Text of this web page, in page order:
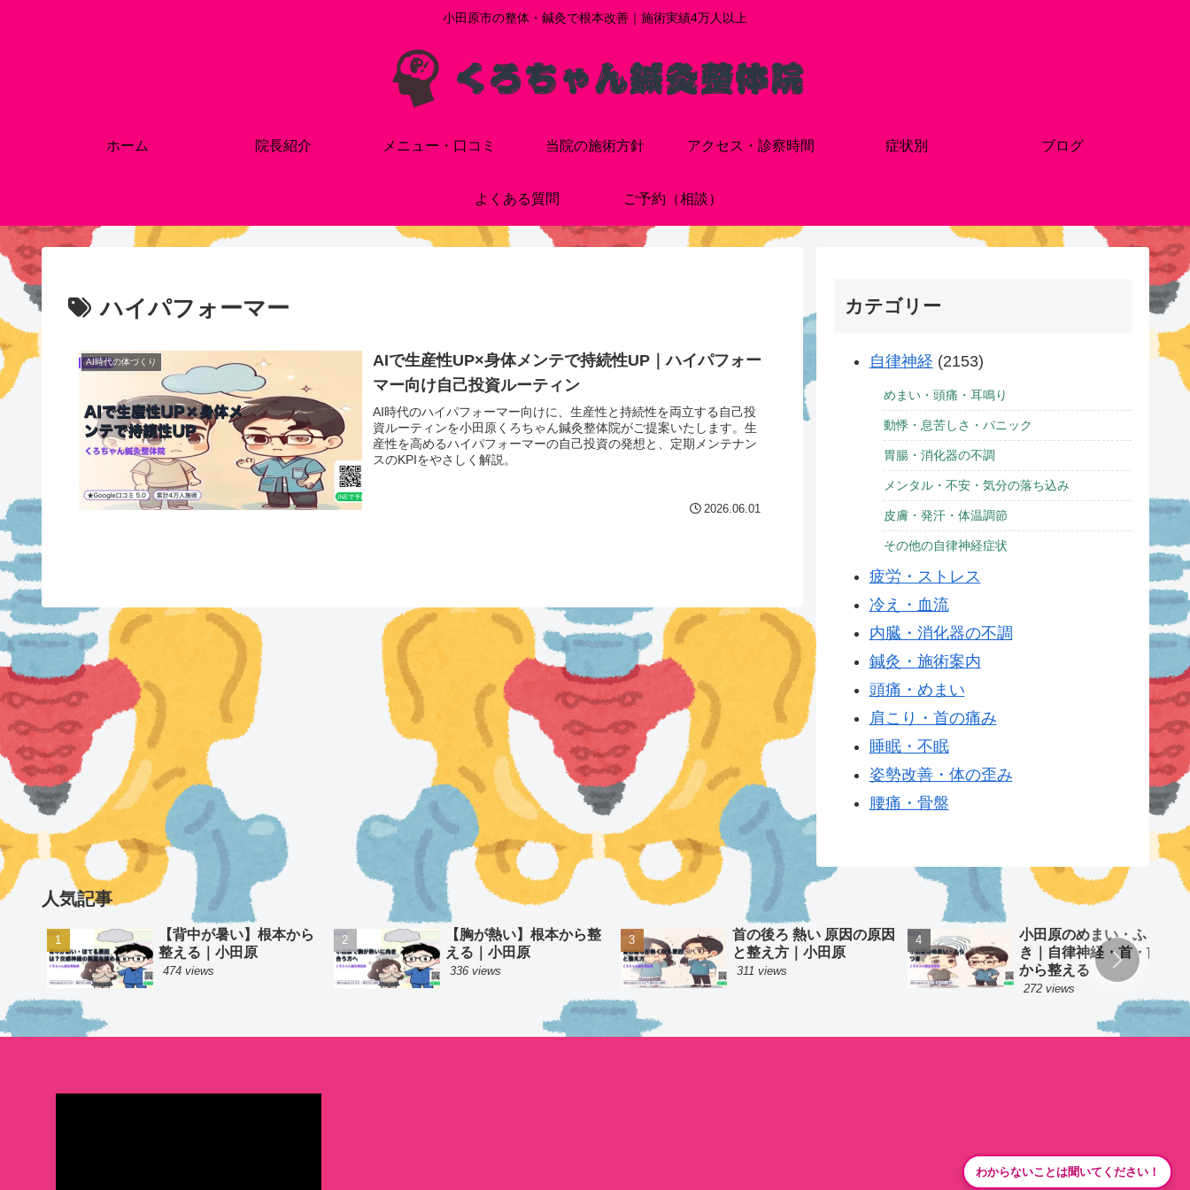
小田原市の整体・鍼灸で根本改善｜施術実績4万人以上
ホーム 院長紹介 メニュー・口コミ 当院の施術方針 アクセス・診察時間 症状別 ブログ
よくある質問 ご予約（相談）
ハイパフォーマー
AI時代の体づくり
AIで生産性UP×身体メンテで持続性UP｜ハイパフォー
マー向け自己投資ルーティン
AI時代のハイパフォーマー向けに、生産性と持続性を両立する自己投
資ルーティンを小田原くろちゃん鍼灸整体院がご提案いたします。生
産性を高めるハイパフォーマーの自己投資の発想と、定期メンテナン
スのKPIをやさしく解説。
2026.06.01
カテゴリー
自律神経 (2153)
めまい・頭痛・耳鳴り
動悸・息苦しさ・パニック
胃腸・消化器の不調
メンタル・不安・気分の落ち込み
皮膚・発汗・体温調節
その他の自律神経症状
疲労・ストレス
冷え・血流
内臓・消化器の不調
鍼灸・施術案内
頭痛・めまい
肩こり・首の痛み
睡眠・不眠
姿勢改善・体の歪み
腰痛・骨盤
人気記事
【背中が暑い】根本から
整える｜小田原
474 views
【胸が熱い】根本から整
える｜小田原
336 views
首の後ろ 熱い 原因の原因
と整え方｜小田原
311 views
小田原のめまい・ふらつ
き｜自律神経・首・前庭
から整える
272 views
わからないことは聞いてください！